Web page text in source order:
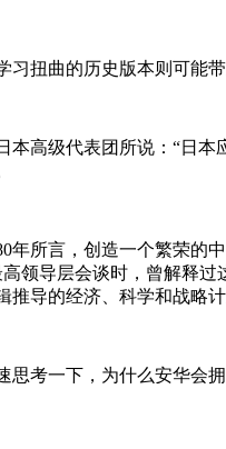
习扭曲的历史版本则可能
本高级代表团所说：“日
年所言，创造一个繁荣的
领导层会谈时，曾解释
推导的经济、科学和战略
思考一下，为什么安华会